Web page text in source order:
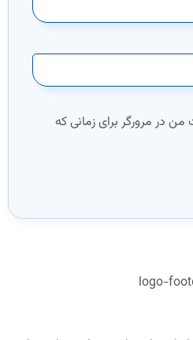
در مرورگر برای زمانی که